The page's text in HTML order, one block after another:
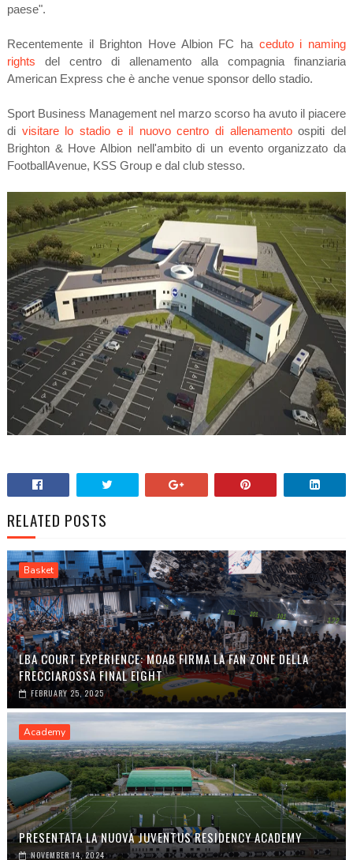
paese".
Recentemente il Brighton Hove Albion FC ha ceduto i naming
rights del centro di allenamento alla compagnia finanziaria
American Express che è anche venue sponsor dello stadio.
Sport Business Management nel marzo scorso ha avuto il piacere
di visitare lo stadio e il nuovo centro di allenamentoospiti del
Brighton & Hove Albion nell'ambito di un evento organizzato da
FootballAvenue, KSS Group e dal club stesso.
RELATED POSTS
Basket
LBA COURT EXPERIENCE: MOAB FIRMA LA FAN ZONE DELLA
FRECCIAROSSA FINAL EIGHT
FEBRUARY 25, 2025
Academy
PRESENTATA LA NUOVA JUVENTUS RESIDENCY ACADEMY
NOVEMBER 14, 2024